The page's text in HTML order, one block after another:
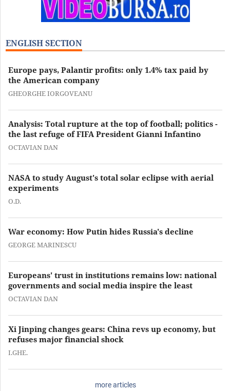
ENGLISH SECTION
Europe pays, Palantir profits: only 1.4% tax paid by
the American company
GHEORGHE IORGOVEANU
Analysis: Total rupture at the top of football; politics -
the last refuge of FIFA President Gianni Infantino
OCTAVIAN DAN
NASA to study August's total solar eclipse with aerial
experiments
O.D.
War economy: How Putin hides Russia's decline
GEORGE MARINESCU
Europeans' trust in institutions remains low: national
governments and social media inspire the least
OCTAVIAN DAN
Xi Jinping changes gears: China revs up economy, but
refuses major financial shock
I.GHE.
more articles